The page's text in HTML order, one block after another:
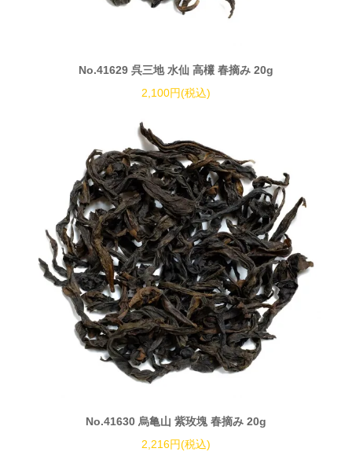
No.41629 呉三地 水仙 高欉 春摘み 20g
2,100円(税込)
No.41630 烏亀山 紫玫塊 春摘み 20g
2,216円(税込)